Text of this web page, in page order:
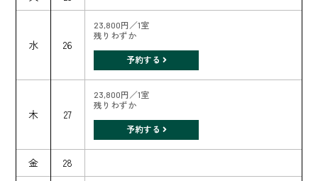
水 26
23,800円／1室
残りわずか
予約する
木 27
23,800円／1室
残りわずか
予約する
金
28